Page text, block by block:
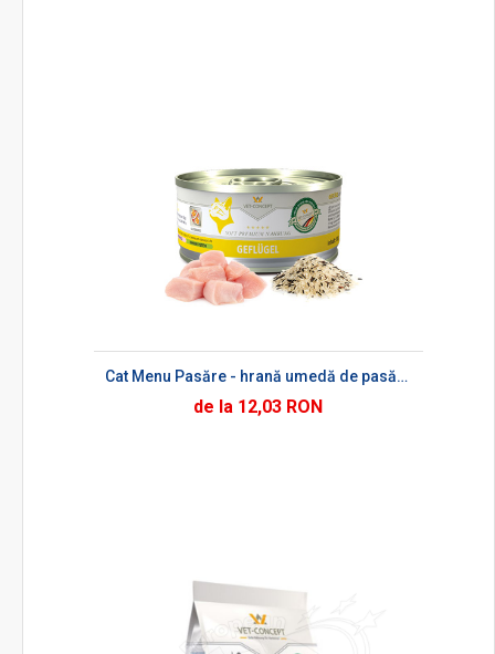
Cat Menu Pasăre - hrană umedă de pasăre pentru pisici
de la 12,03 RON